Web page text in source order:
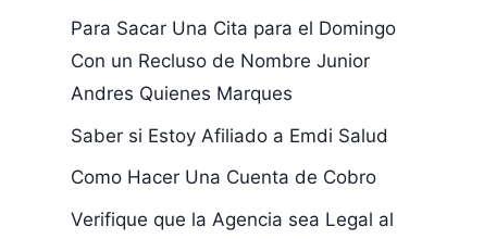
Para Sacar Una Cita para el Domingo
Con un Recluso de Nombre Junior
Andres Quienes Marques
Saber si Estoy Afiliado a Emdi Salud
Como Hacer Una Cuenta de Cobro
Verifique que la Agencia sea Legal al